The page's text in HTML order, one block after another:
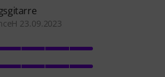
23.09.2023